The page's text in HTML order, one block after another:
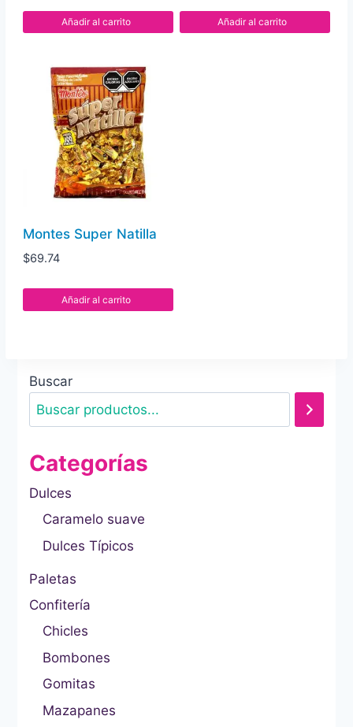
Añadir al carrito Añadir al carrito
Montes Super Natilla
$69.74
Añadir al carrito
Buscar
Categorías
Dulces
Caramelo suave
Dulces Típicos
Paletas
Confitería
Chicles
Bombones
Gomitas
Mazapanes